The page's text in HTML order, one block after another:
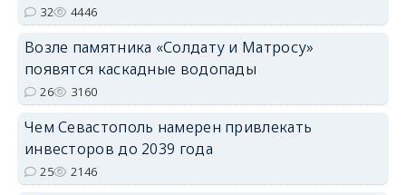
32 4446
Возле памятника «Солдату и Матросу»
появятся каскадные водопады
26 3160
Чем Севастополь намерен привлекать
инвесторов до 2039 года
25 2146